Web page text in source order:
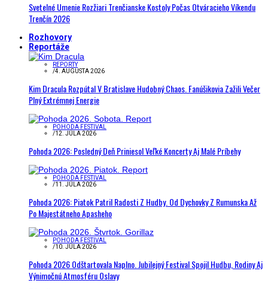
Svetelné Umenie Rozžiari Trenčianske Kostoly Počas Otváracieho Víkendu
Trenčín 2026
Rozhovory
Reportáže
REPORTY
/4. AUGUSTA 2026
Kim Dracula Rozpútal V Bratislave Hudobný Chaos. Fanúšikovia Zažili Večer
Plný Extrémnej Energie
POHODA FESTIVAL
/12. JÚLA 2026
Pohoda 2026: Posledný Deň Priniesol Veľké Koncerty Aj Malé Príbehy
POHODA FESTIVAL
/11. JÚLA 2026
Pohoda 2026: Piatok Patril Radosti Z Hudby. Od Dychovky Z Rumunska Až
Po Majestátneho Apasheho
POHODA FESTIVAL
/10. JÚLA 2026
Pohoda 2026 Odštartovala Naplno. Jubilejný Festival Spojil Hudbu, Rodiny Aj
Výnimočnú Atmosféru Oslavy